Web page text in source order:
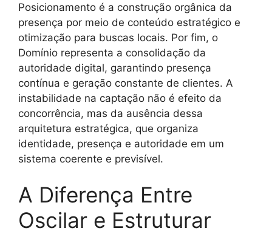
Posicionamento é a construção orgânica da
presença por meio de conteúdo estratégico e
otimização para buscas locais. Por fim, o
Domínio representa a consolidação da
autoridade digital, garantindo presença
contínua e geração constante de clientes. A
instabilidade na captação não é efeito da
concorrência, mas da ausência dessa
arquitetura estratégica, que organiza
identidade, presença e autoridade em um
sistema coerente e previsível.
A Diferença Entre
Oscilar e Estruturar